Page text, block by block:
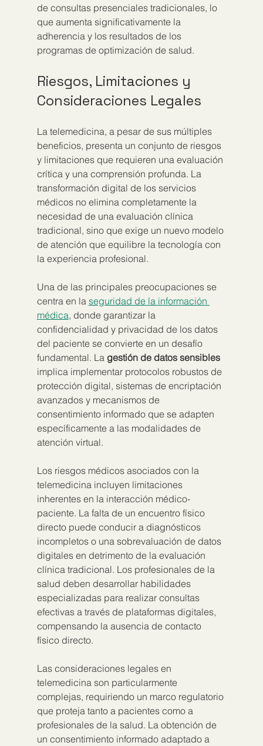
de consultas presenciales tradicionales, lo
que aumenta significativamente la
adherencia y los resultados de los
programas de optimización de salud.
Riesgos, Limitaciones y
Consideraciones Legales
La telemedicina, a pesar de sus múltiples
beneficios, presenta un conjunto de riesgos
y limitaciones que requieren una evaluación
crítica y una comprensión profunda. La
transformación digital de los servicios
médicos no elimina completamente la
necesidad de una evaluación clínica
tradicional, sino que exige un nuevo modelo
de atención que equilibre la tecnología con
la experiencia profesional.
Una de las principales preocupaciones se
centra en la seguridad de la información
médica, donde garantizar la
confidencialidad y privacidad de los datos
del paciente se convierte en un desafío
fundamental. La gestión de datos sensibles
implica implementar protocolos robustos de
protección digital, sistemas de encriptación
avanzados y mecanismos de
consentimiento informado que se adapten
específicamente a las modalidades de
atención virtual.
Los riesgos médicos asociados con la
telemedicina incluyen limitaciones
inherentes en la interacción médico-
paciente. La falta de un encuentro físico
directo puede conducir a diagnósticos
incompletos o una sobrevaluación de datos
digitales en detrimento de la evaluación
clínica tradicional. Los profesionales de la
salud deben desarrollar habilidades
especializadas para realizar consultas
efectivas a través de plataformas digitales,
compensando la ausencia de contacto
físico directo.
Las consideraciones legales en
telemedicina son particularmente
complejas, requiriendo un marco regulatorio
que proteja tanto a pacientes como a
profesionales de la salud. La obtención de
un consentimiento informado adaptado a